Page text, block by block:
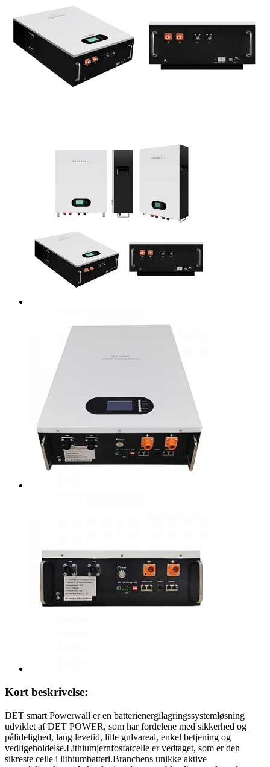
Kort beskrivelse:
DET smart Powerwall er en batterienergilagringssystemløsning
udviklet af DET POWER, som har fordelene med sikkerhed og
pålidelighed, lang levetid, lille gulvareal, enkel betjening og
vedligeholdelse.Lithiumjernfosfatcelle er vedtaget, som er den
sikreste celle i lithiumbatteri.Branchens unikke aktive